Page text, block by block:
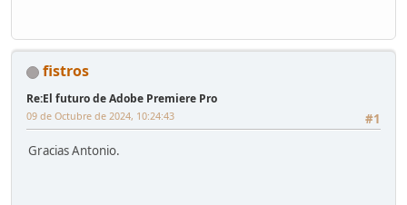
fistros
Re:El futuro de Adobe Premiere Pro
#1
09 de Octubre de 2024, 10:24:43
Gracias Antonio.